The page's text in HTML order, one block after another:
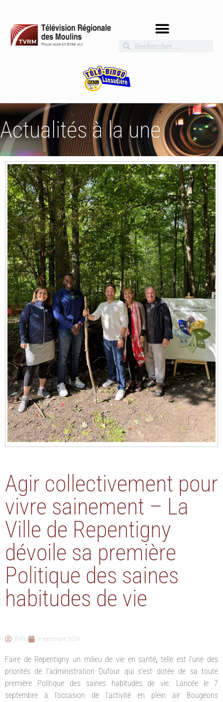
Actualités à la une
Agir collectivement pour
vivre sainement – La
Ville de Repentigny
dévoile sa première
Politique des saines
habitudes de vie
TVRM 9 septembre 2024
Faire de Repentigny un milieu de vie en santé,telle est l’une des
priorités de l’administration Dufour qui s’est dotée de sa toute
première Politique des saines habitudes de vie. Lancée le 7
septembre à l’occasion de l’activité en plein air Bougeons